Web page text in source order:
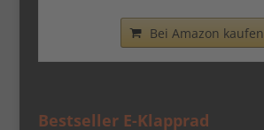
Bei Amazon kaufen
Bestseller E-Klapprad